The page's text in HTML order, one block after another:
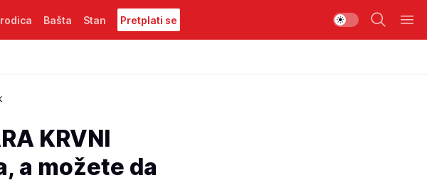
Bašta Stan Pretplati se
KRVNI
a možete da